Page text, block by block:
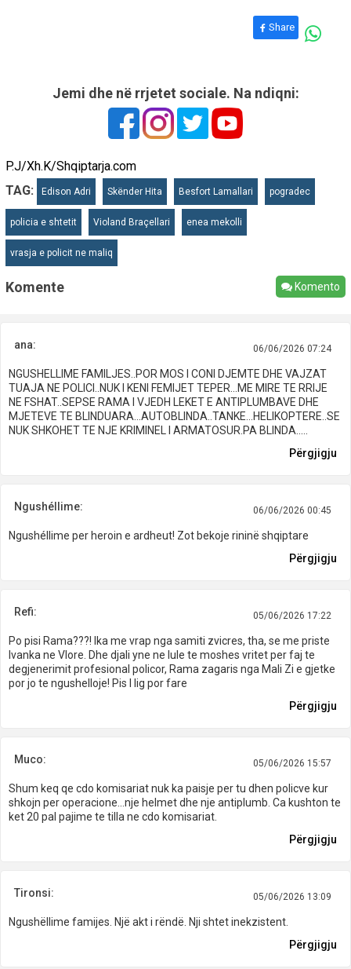
Share
Jemi dhe në rrjetet sociale. Na ndiqni:
P.J/Xh.K/Shqiptarja.com
TAG:
Edison Adri Skënder Hita Besfort Lamallari pogradec
policia e shtetit Violand Braçellari enea mekolli
vrasja e policit ne maliq
Komente Komento
ana: 06/06/2026 07:24
NGUSHELLIME FAMILJES..POR MOS I CONI DJEMTE DHE VAJZAT
TUAJA NE POLICI..NUK I KENI FEMIJET TEPER...ME MIRE TE RRIJE
NE FSHAT..SEPSE RAMA I VJEDH LEKET E ANTIPLUMBAVE DHE
MJETEVE TE BLINDUARA...AUTOBLINDA..TANKE...HELIKOPTERE..SE
NUK SHKOHET TE NJE KRIMINEL I ARMATOSUR.PA BLINDA.....
Përgjigju
Ngushéllime: 06/06/2026 00:45
Ngushéllime per heroin e ardheut! Zot bekoje rininë shqiptare
Përgjigju
Refi: 05/06/2026 17:22
Po pisi Rama???! Ika me vrap nga samiti zvicres, tha, se me priste
Ivanka ne Vlore. Dhe djali yne ne lule te moshes vritet per faj te
degjenerimit profesional policor, Rama zagaris nga Mali Zi e gjetke
por jo te ngushelloje! Pis I lig por fare
Përgjigju
Muco: 05/06/2026 15:57
Shum keq qe cdo komisariat nuk ka paisje per tu dhen policve kur
shkojn per operacione…nje helmet dhe nje antiplumb. Ca kushton te
ket 20 pal pajime te tilla ne cdo komisariat.
Përgjigju
Tironsi: 05/06/2026 13:09
Ngushëllime famijes. Një akt i rëndë. Nji shtet inekzistent.
Përgjigju